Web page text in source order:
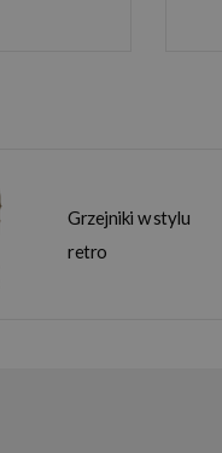
Grzejniki w stylu
retro